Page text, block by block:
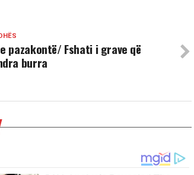
pazakontë/ Fshati i grave që
burra